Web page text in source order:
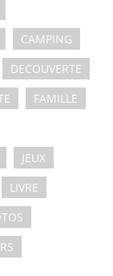
CAMPING
DECOUVERTE
FAMILLE
JEUX
LIVRE